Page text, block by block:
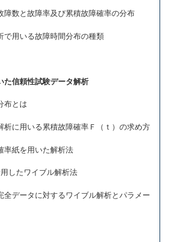
数と故障率及び累積故障確率の分布
用いる故障時間分布の種類
た信頼性試験データ解析
とは
に用いる累積故障確率Ｆ（ｔ）の求め方
紙を用いた解析法
たワイブル解析法
データに対するワイブル解析とパラメー